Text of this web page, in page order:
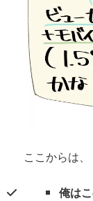
ここからは、
俺は